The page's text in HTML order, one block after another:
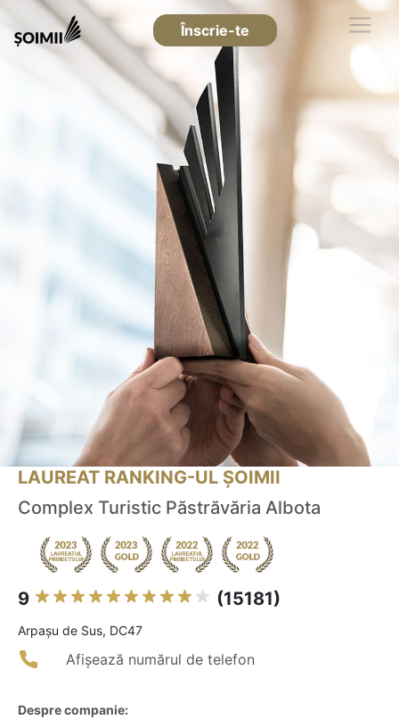
Înscrie-te
LAUREAT RANKING-UL ȘOIMII
Complex Turistic Păstrăvăria Albota
9 (15181)
Arpaşu de Sus, DC47
Afișează numărul de telefon
Despre companie: